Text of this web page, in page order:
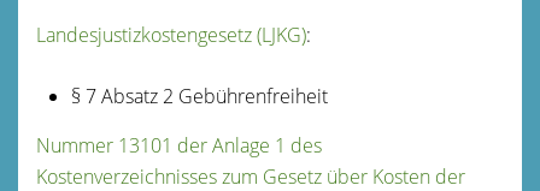
Landesjustizkostengesetz (LJKG):
§ 7 Absatz 2 Gebührenfreiheit
Nummer 13101 der Anlage 1 des
Kostenverzeichnisses zum Gesetz über Kosten der